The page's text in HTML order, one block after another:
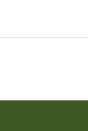
fois pour